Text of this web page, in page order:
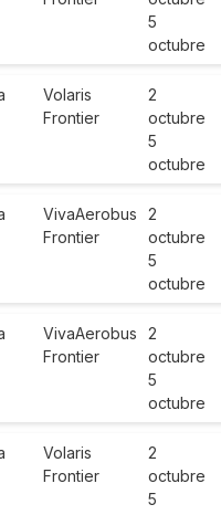
5
octubre
Volaris
Frontier
2
octubre
5
octubre
VivaAerobus
Frontier
2
octubre
5
octubre
VivaAerobus
Frontier
2
octubre
5
octubre
Volaris
Frontier
2
octubre
5